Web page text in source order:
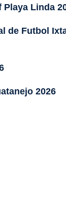
Playa Linda
de Futbol
2026